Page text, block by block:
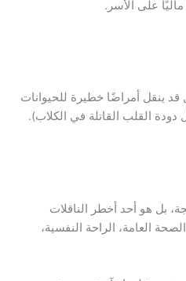
على الأسر.
ينقل أمراضًا خطيرة للحيوانات
دودة القلب القاتلة في الكلاب).
بل هو أحد أخطر الناقلات
العامة، الراحة النفسية،